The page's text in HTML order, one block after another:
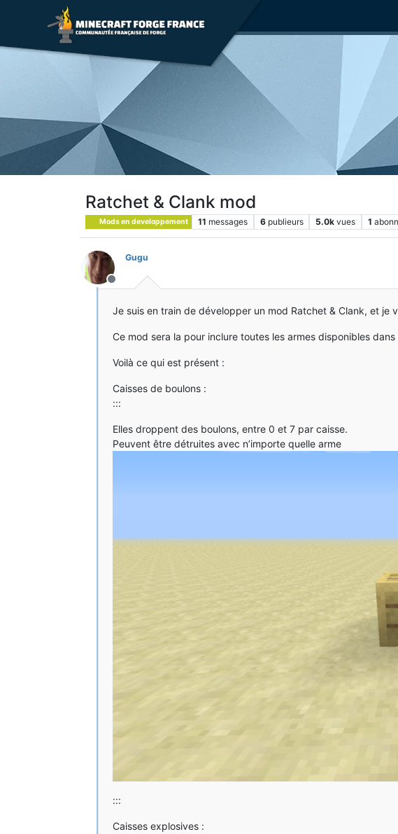
Ratchet & Clank mod
Mods en developpement 11 messages 6 publieurs 5.0k vues 1
Hors-ligne
Gugu
Je suis en train de développer un mod Ratchet & Clank, et je
Ce mod sera la pour inclure toutes les armes disponibles
Voilà ce qui est présent :
Caisses de boulons :
:::
Elles droppent des boulons, entre 0 et 7 par caisse.
Peuvent être détruites avec n’importe quelle arme
:::
Caisses explosives :